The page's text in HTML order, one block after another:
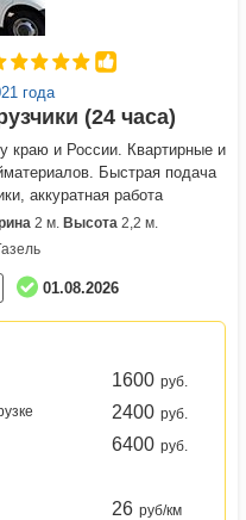
года
(24 часа)
краю и России. Квартирные и
Быстрая подача
аккуратная работа
2 м. Высота 2,2 м.
01.08.2026
1600 руб.
2400 руб.
6400 руб.
26 руб/км